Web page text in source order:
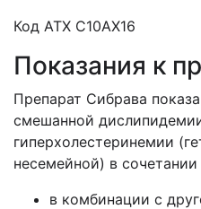
Код АТХ С10АХ16
Показания к
Препарат Сибрава
смешанной
гиперхолестеринемии
несемейной) в
в комбинации с